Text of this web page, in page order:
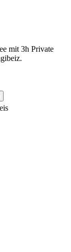
mit 3h Private